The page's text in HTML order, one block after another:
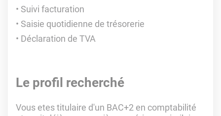
Suivi facturation
Saisie quotidienne de trésorerie
Déclaration de TVA
Le profil recherché
Vous etes titulaire d'un BAC+2 en comptabilité